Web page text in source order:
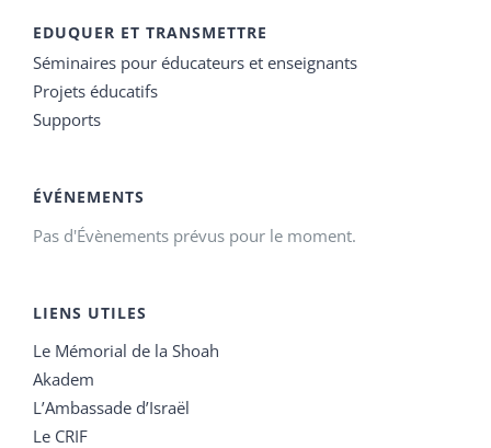
EDUQUER ET TRANSMETTRE
Séminaires pour éducateurs et enseignants
Projets éducatifs
Supports
ÉVÉNEMENTS
Pas d'Évènements prévus pour le moment.
LIENS UTILES
Le Mémorial de la Shoah
Akadem
L’Ambassade d’Israël
Le CRIF